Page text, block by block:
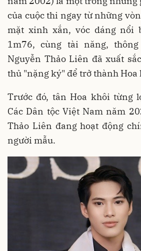
của cuộc thi ngay từ những
mặt xinh xắn, vóc dáng nổi
1m76, cùng tài năng,
Nguyễn Thảo Liên đã xuất
thủ "nặng ký" để trở thành Hoa
Trước đó, tân Hoa khôi từng
Các Dân tộc Việt Nam năm
Thảo Liên đang hoạt động
người mẫu.